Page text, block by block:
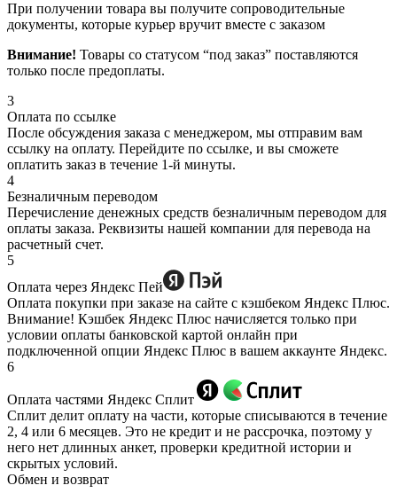
При получении товара вы получите сопроводительные
документы, которые курьер вручит вместе с заказом
Внимание! Товары со статусом “под заказ” поставляются
только после предоплаты.
3
Оплата по ссылке
После обсуждения заказа с менеджером, мы отправим вам
ссылку на оплату. Перейдите по ссылке, и вы сможете
оплатить заказ в течение 1-й минуты.
4
Безналичным переводом
Перечисление денежных средств безналичным переводом для
оплаты заказа. Реквизиты нашей компании для перевода на
расчетный счет.
5
Оплата через Яндекс Пей
Оплата покупки при заказе на сайте с кэшбеком Яндекс Плюс.
Внимание! Кэшбек Яндекс Плюс начисляется только при
условии оплаты банковской картой онлайн при
подключенной опции Яндекс Плюс в вашем аккаунте Яндекс.
6
Оплата частями Яндекс Сплит
Сплит делит оплату на части, которые списываются в течение
2, 4 или 6 месяцев. Это не кредит и не рассрочка, поэтому у
него нет длинных анкет, проверки кредитной истории и
скрытых условий.
Обмен и возврат